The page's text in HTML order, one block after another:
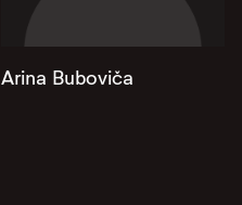
Arina Buboviča